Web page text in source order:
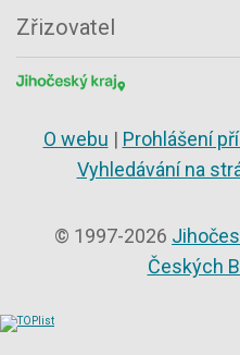
Zřizovatel
O webu | Prohlášení
Vyhledávání na
© 1997-2026
Českých